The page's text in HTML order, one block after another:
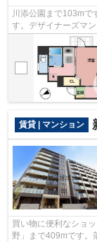
川添公園まで103mで
す。デザイナーズマ
東中野周辺の事なら
賃貸 | マンション
買い物に便利なショ
野」まで409mです。